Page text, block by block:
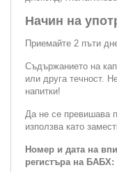
Начин на
Приемайте 2 пъти
Съдържанието на
или друга течност.
напитки!
Да не се превишава
използва като
Номер и дата на
регистъра на БАБХ: